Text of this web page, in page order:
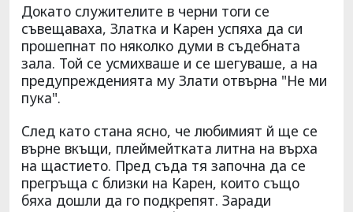
Докато служителите в черни тоги се
съвещаваха, Златка и Карен успяха да си
прошепнат по няколко думи в съдебната
зала. Той се усмихваше и се шегуваше, а на
предупрежденията му Злати отвърна "Не ми
пука".
След като стана ясно, че любимият й ще се
върне вкъщи, плеймейтката литна на върха
на щастието. Пред съда тя започна да се
прегръща с близки на Карен, които също
бяха дошли да го подкрепят. Заради